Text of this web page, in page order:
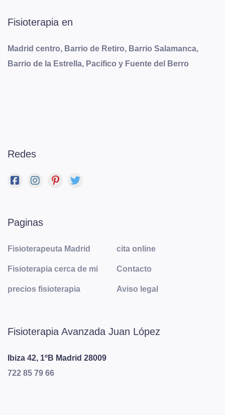
Fisioterapia en
Madrid centro, Barrio de Retiro, Barrio Salamanca,
Barrio de la Estrella, Pacifico y Fuente del Berro
Redes
Paginas
Fisioterapeuta Madrid
Fisioterapia cerca de mi
precios fisioterapia
cita online
Contacto
Aviso legal
Fisioterapia Avanzada Juan López
Ibiza 42, 1ºB Madrid 28009
722 85 79 66